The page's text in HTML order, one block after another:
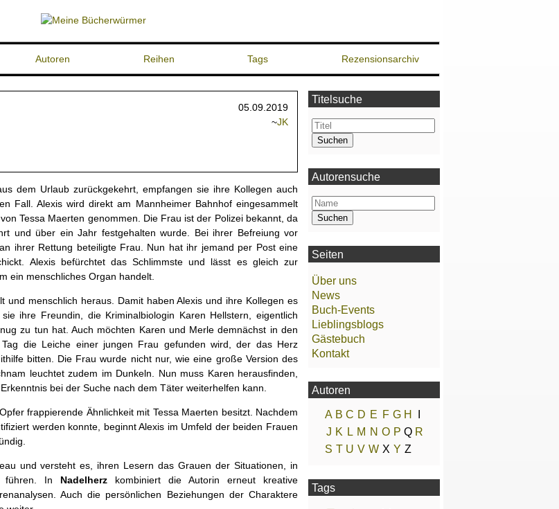
Autoren Reihen Tags Rezensionsarchiv
05.09.2019
~JK
dem Urlaub zurückgekehrt, empfangen sie ihre Kollegen auch
Fall. Alexis wird direkt am Mannheimer Bahnhof eingesammelt
Tessa Maerten genommen. Die Frau ist der Polizei bekannt, da
und über ein Jahr festgehalten wurde. Bei ihrer Befreiung vor
ihrer Rettung beteiligte Frau. Nun hat ihr jemand per Post eine
Alexis befürchtet das Schlimmste und lässt es gleich zur
ein menschliches Organ handelt.
und menschlich heraus. Damit haben Alexis und ihre Kollegen es
ihre Freundin, die Kriminalbiologin Karen Hellstern, eigentlich
zu tun hat. Auch möchten Karen und Merle demnächst in den
die Leiche einer jungen Frau gefunden wird, der das Herz
bitten. Die Frau wurde nicht nur, wie eine große Version des
leuchtet zudem im Dunkeln. Nun muss Karen herausfinden,
bei der Suche nach dem Täter weiterhelfen kann.
frappierende Ähnlichkeit mit Tessa Maerten besitzt. Nachdem
werden konnte, beginnt Alexis im Umfeld der beiden Frauen
und versteht es, ihren Lesern das Grauen der Situationen, in
führen. In Nadelherz kombiniert die Autorin erneut kreative
Auch die persönlichen Beziehungen der Charaktere
Titelsuche
Autorensuche
Seiten
Über uns
News
Buch-Events
Lieblingsblogs
Gästebuch
Kontakt
Autoren
A B C D E F G H
J K L M N O P Q R
S T U V W X Y Z
Tags